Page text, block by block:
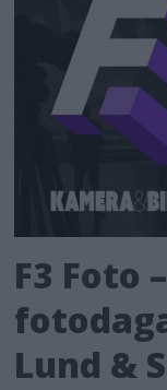
F3 Foto
Lund &